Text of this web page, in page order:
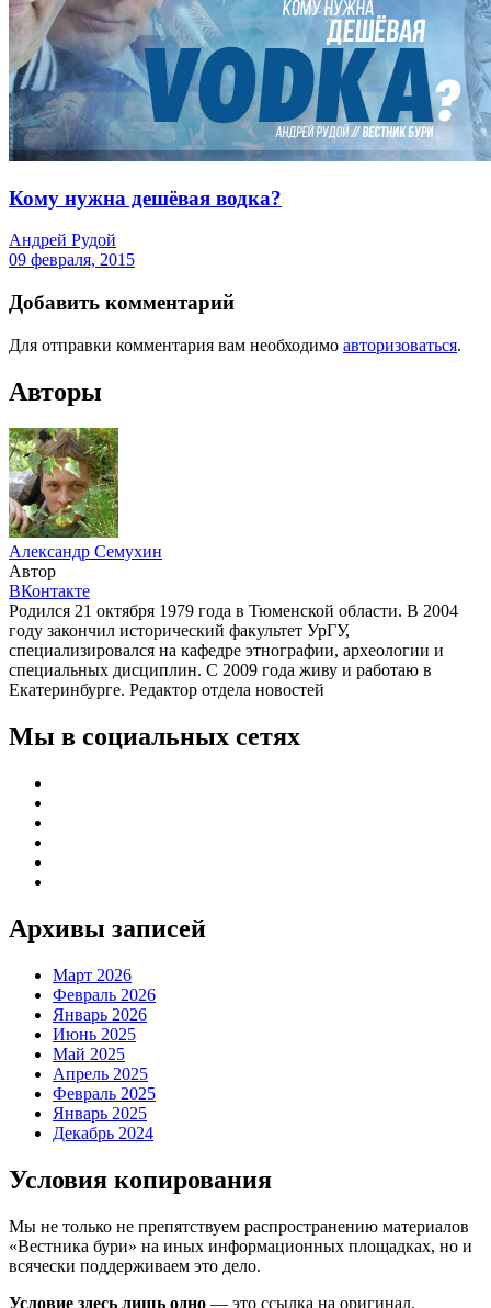
Кому нужна дешёвая водка?
Андрей Рудой
09 февраля, 2015
Добавить комментарий
Для отправки комментария вам необходимо авторизоваться.
Авторы
Александр Семухин
Автор
ВКонтакте
Родился 21 октября 1979 года в Тюменской области. В 2004
году закончил исторический факультет УрГУ,
специализировался на кафедре этнографии, археологии и
специальных дисциплин. С 2009 года живу и работаю в
Екатеринбурге. Редактор отдела новостей
Мы в социальных сетях
Архивы записей
Март 2026
Февраль 2026
Январь 2026
Июнь 2025
Май 2025
Апрель 2025
Февраль 2025
Январь 2025
Декабрь 2024
Условия копирования
Мы не только не препятствуем распространению материалов
«Вестника бури» на иных информационных площадках, но и
всячески поддерживаем это дело.
Условие здесь лишь одно — это ссылка на оригинал.